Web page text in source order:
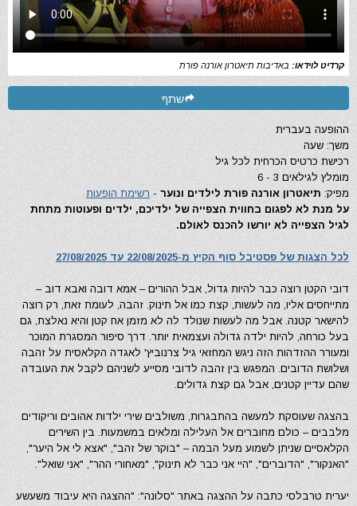
קרדיט לוידאו: באדיבות תיאטרון אורנה פורת
שתף
ההופעה בעברית
משך: שעה
רכישת כרטיס הכרחית לכל גיל
מומלץ לגילאים 3 - 6
מפיק: תיאטרון אורנה פורת לילדים ונוער - רשימת הופעות
על מנת לא לפגום בחווית הצפייה של ילדיכם, ילדים ופעוטות מתחת
לגיל הצפייה לא יורשו להכנס לאולם.
לכל הצגות של פסטיבל סוף הקיץ מ-22/08/2025 עד 27/08/2025
דובי הקטן רוצה כבר להיות גדול, אבל ההורים – אמא דובה ואבא דוב –
מתייחסים אליו, מה לעשות, קצת כמו אל תינוק. זהבה, לעומת זאת, רק רוצה
להישאר קטנה. אבל מה לעשות שנולד לה לא מזמן אח קטן והיא נאלצת, גם
בעל כורחה, להיות ילדה גדולה ועצמאית יותר. דרך סיפור המסגרת המוכר
ומעורר ההזדהות הזה ניגש המחזאי גיל צרנוביץ' לאגדה הקלאסית על זהבה
ושלושת הדובים. המפגש בין זהבה לדובי מסייע לשניהם לקבל את העובדה
שהם עדיין קטנים, אבל גם קצת גדולים.
בהצגה שעוסקת למעשה בהתבגרות, משולבים שירי ילדות אהובים וריקודים
מלבבים – כולם מחוברים אל העלילה ומלאים במשמעות. בין השירים
הקלאסיים שניתן לשמוע מעל הבמה – "בוקר של זהב", "אצא לי אל היער",
"האנקור", "הדוברים", "היי אני כבר לא תינוק", "מאחורי ההר", "אני שואל".
יערית טרבלסי כתבה על ההצגה באתר "סלונה": "ההצגה היא עיבוד משעשע